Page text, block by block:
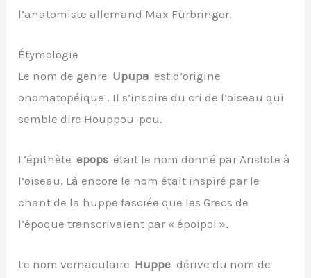
l’anatomiste allemand Max Fürbringer.
Étymologie
Le nom de genre Upupa est d’origine
onomatopéique . Il s’inspire du cri de l’oiseau qui
semble dire Houppou-pou.
L’épithèteepops était le nom donné par Aristote à
l’oiseau. Là encore le nom était inspiré par le
chant de la huppe fasciée que les Grecs de
l’époque transcrivaient par « époipoi ».
Le nom vernaculaire Huppe dérive du nom de